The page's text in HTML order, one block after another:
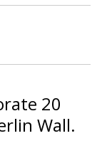
20
Wall.